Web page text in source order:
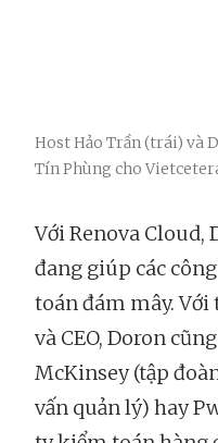
Host Hảo Trần (trái) và
Tín Phùng cho
Với Renova Cloud,
đang giúp các
toán đám mây. Với
và CEO, Doron
McKinsey (tập
vấn quản lý) hay